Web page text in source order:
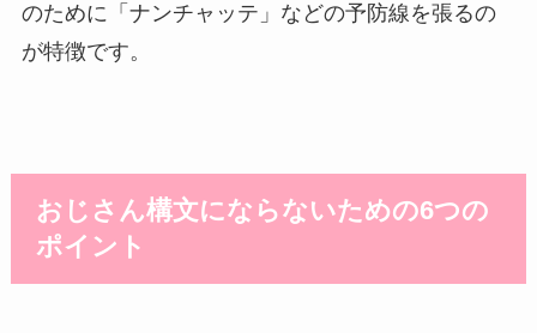
のために「ナンチャッテ」などの予防線を張るの
が特徴です。
おじさん構文にならないための6つの
ポイント